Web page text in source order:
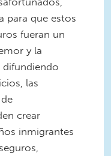
para que estos
fueran un
y la
difundiendo
las
crear
inmigrantes